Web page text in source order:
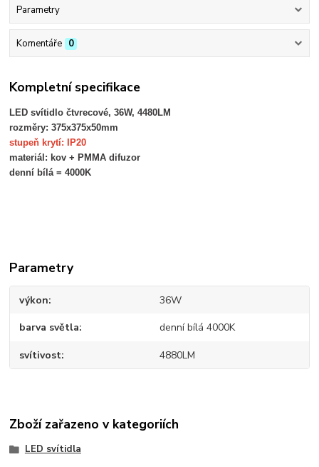
Parametry
Komentáře 0
Kompletní specifikace
LED svítidlo čtvrecové, 36W, 4480LM
rozměry: 375x375x50mm
stupeň krytí: IP20
materiál: kov + PMMA difuzor
denní bílá = 4000K
Parametry
výkon 36W
barva světla denní bílá 4000K
svítivost 4880LM
Zboží zařazeno v kategoriích
LED svítidla